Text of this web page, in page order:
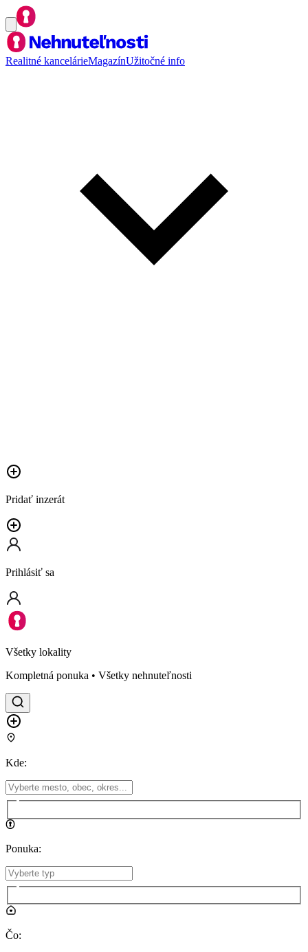
Realitné kancelárieMagazínUžitočné info
Pridať inzerát
Prihlásiť sa
Všetky lokality
Kompletná ponuka • Všetky nehnuteľnosti
Kde:
Ponuka:
Čo: